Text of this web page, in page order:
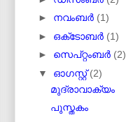
► നവംബർ (1)
► ഒക്‌ടോബർ (1)
► സെപ്റ്റംബർ (2)
▼ ഓഗസ്റ്റ്(2)
മുദ്രാവാക്യം
പുസ്തകം